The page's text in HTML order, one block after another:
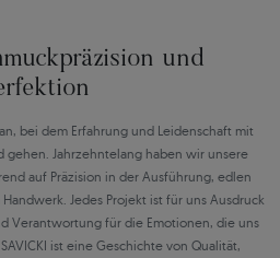
und
bei dem Erfahrung und Leidenschaft mit
gehen. Jahrzehntelang haben wir unsere
auf Präzision in der Ausführung, edlen
Jedes Projekt ist für uns Ausdruck
Verantwortung für die Emotionen, die uns
ist eine Geschichte von Qualität,